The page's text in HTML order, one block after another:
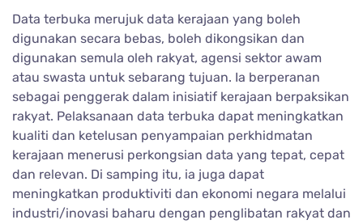
Data terbuka merujuk data kerajaan yang boleh
digunakan secara bebas, boleh dikongsikan dan
digunakan semula oleh rakyat, agensi sektor awam
atau swasta untuk sebarang tujuan. Ia berperanan
sebagai penggerak dalam inisiatif kerajaan berpaksikan
rakyat. Pelaksanaan data terbuka dapat meningkatkan
kualiti dan ketelusan penyampaian perkhidmatan
kerajaan menerusi perkongsian data yang tepat, cepat
dan relevan. Di samping itu, ia juga dapat
meningkatkan produktiviti dan ekonomi negara melalui
industri/inovasi baharu dengan penglibatan rakyat dan